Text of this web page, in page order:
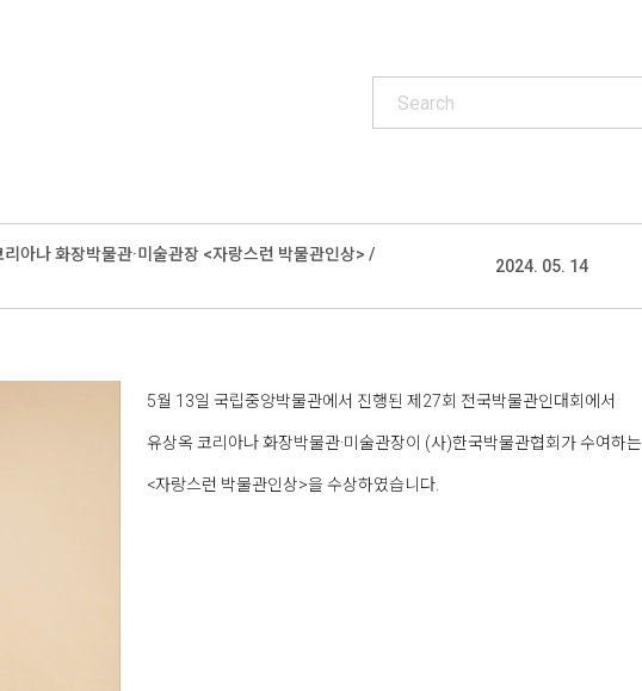
아나 화장박물관·미술관장 <자랑스런 박물관인상> /
2024. 05. 14
5월 13일 국립중앙박물관에서 진행된 제27회 전국박물관인대회에서
유상옥 코리아나 화장박물관·미술관장이 (사)한국박물관협회가 수여하는
<자랑스런 박물관인상>을 수상하였습니다.